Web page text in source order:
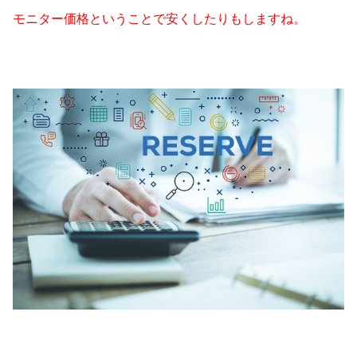
モニター価格ということで安くしたりもしますね。